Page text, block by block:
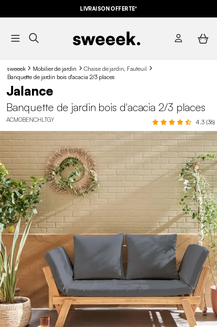
LIVRAISON OFFERTE*
sweeek Mobilier de jardin
Chaise de jardin, Fauteuil
Banquette de jardin bois d'acacia 2/3 places
Jalance
Banquette de jardin bois d'acacia 2/3 places
ACMOBENCHLTGY 4.3 (36)